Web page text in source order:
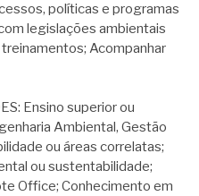
políticas e programas
legislações ambientais
Acompanhar
Ensino superior ou
Ambiental, Gestão
ou áreas correlatas;
ou sustentabilidade;
Office; Conhecimento em